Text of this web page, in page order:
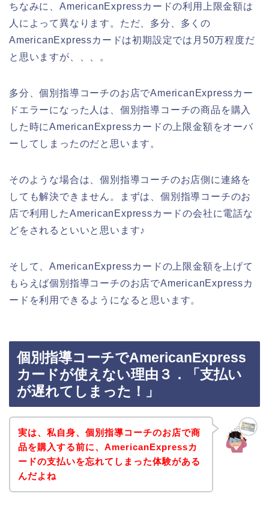
ちなみに、AmericanExpressカードの利用上限金額は
人によって異なります。ただ、多分、多くの
AmericanExpressカードは初期設定では月50万程度だ
と思いますが、、、。
多分、個別指導コーチのお店でAmericanExpressカー
ドエラーになった人は、個別指導コーチの商品を購入
した時にAmericanExpressカードの上限金額をオーバ
ーしてしまったのだと思います。
そのような場合は、個別指導コーチのお店側に連絡を
しても解決できません。まずは、個別指導コーチのお
店で利用したAmericanExpressカードの会社に電話な
どをされるといいと思います♪
そして、AmericanExpressカードの上限金額を上げて
もらえば個別指導コーチのお店でAmericanExpressカ
ードを利用できるようになると思います。
個別指導コーチでAmericanExpress
カードが使えない理由３．「支払い
が遅れてしまった！」
実は、私自身、個別指導コーチのお店で商
品を購入する前に、AmericanExpressカ
ードの支払いを忘れてしまった体験がある
んだよね